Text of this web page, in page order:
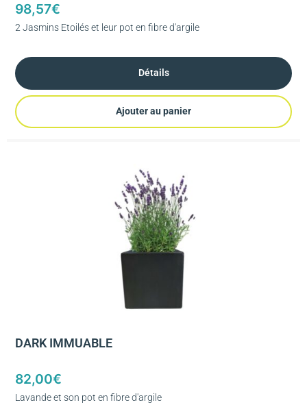
98,57€
2 Jasmins Etoilés et leur pot en fibre d'argile
Détails
Ajouter au panier
DARK IMMUABLE
82,00€
Lavande et son pot en fibre d'argile